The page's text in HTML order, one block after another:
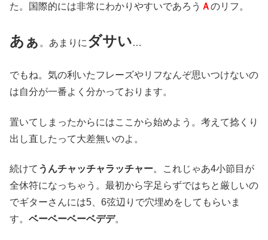
た。国際的には非常にわかりやすいであろう Ａのリフ。
あぁ 。あまりに ダサい…
でもね。気の利いたフレーズやリフなんぞ思いつけないの
は自分が一番よく分かっております。
置いてしまったからにはここから始めよう。考えて捻くり
出し直したって大差無いのよ。
続けて うんチャッチャラッチャー。これじゃあ4小節目が
全休符になっちゃう。最初から字足らずではちと厳しいの
でギターさんには5、6弦辺りで穴埋めをしてもらいま
す。 ベーベーベーベデデ。